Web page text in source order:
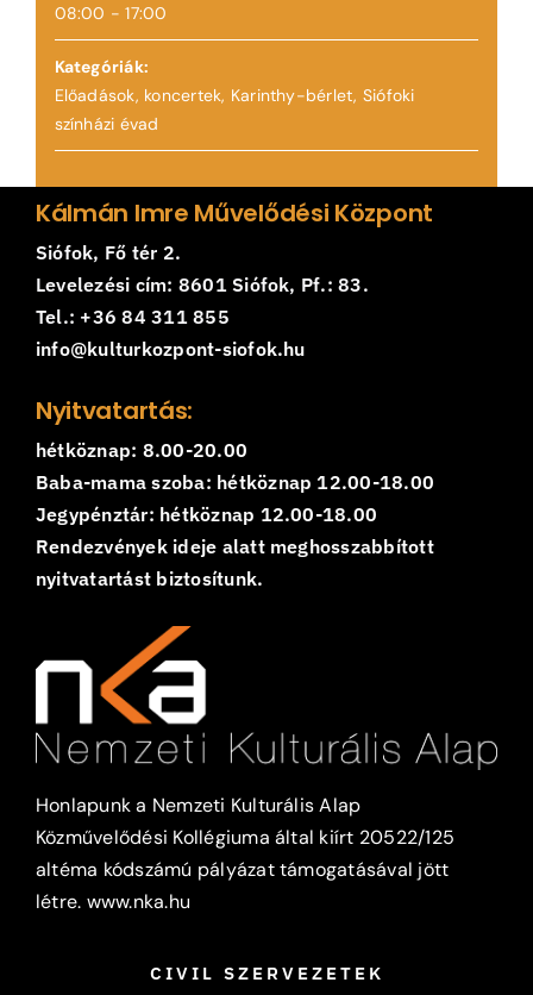
08:00 - 17:00
Kategóriák:
Előadások, koncertek, Karinthy-bérlet, Siófoki
színházi évad
Kálmán Imre Művelődési Központ
Siófok, Fő tér 2.
Levelezési cím: 8601 Siófok, Pf.: 83.
Tel.: +36 84 311 855
info@kulturkozpont-siofok.hu
Nyitvatartás:
hétköznap: 8.00-20.00
Baba-mama szoba: hétköznap 12.00-18.00
Jegypénztár: hétköznap 12.00-18.00
Rendezvények ideje alatt meghosszabbított
nyitvatartást biztosítunk.
Honlapunk a Nemzeti Kulturális Alap
Közművelődési Kollégiuma által kiírt 20522/125
altéma kódszámú pályázat támogatásával jött
létre. www.nka.hu
CIVIL SZERVEZETEK